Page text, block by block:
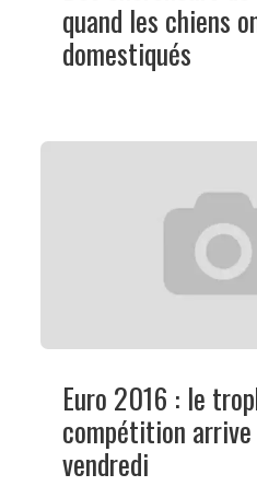
quand les chiens
domestiqués
Euro 2016 : le
compétition arrive
vendredi